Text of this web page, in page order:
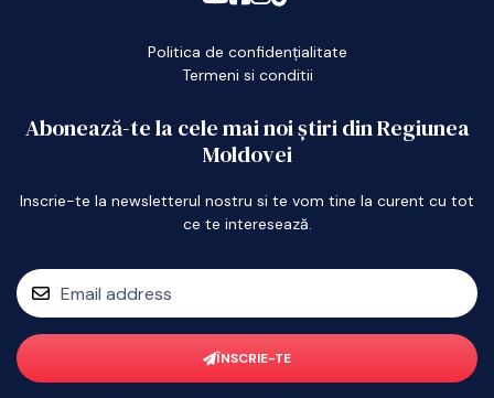
Politica de confidențialitate
Termeni si conditii
Abonează-te la cele mai noi știri din Regiunea
Moldovei
Inscrie-te la newsletterul nostru si te vom tine la curent cu tot
ce te interesează.
ÎNSCRIE-TE